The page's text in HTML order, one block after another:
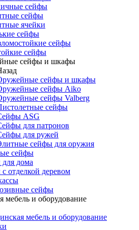
сейфы
сейфы
ячейки
сейфы
сейфы
сейфы
сейфы и шкафы
сейфы и шкафы
сейфы Aiko
сейфы Valberg
сейфы
ASG
для патронов
для ружей
сейфы для оружия
сейфы
дома
отделкой деревом
сейфы
мебель и оборудование
мебель и оборудование